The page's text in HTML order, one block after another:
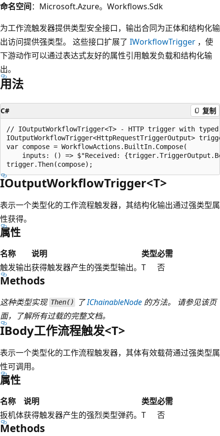
命名空间：Microsoft.Azure。Workflows.Sdk
为工作流触发器提供类型安全接口，输出合同为正体和结构化输
出访问提供强类型。 这些接口扩展了 IWorkflowTrigger ，使
下游动作可以通过表达式友好的属性引用触发负载和结构化输
出。
用法
C# 复制
// IOutputWorkflowTrigger<T> - HTTP trigger with
IOutputWorkflowTrigger<HttpRequestTriggerOutput>
var compose = WorkflowActions.BuiltIn.Compose(
inputs: () => $"Received:
IOutputWorkflowTrigger<T>
表示一个类型化的工作流程触发器，其结构化输出通过强类型属
性获得。
属性
名称 说明 类型必需
触发输出获得触发器产生的强类型输出。 T 否
Methods
这种类型实现 Then() 了IChainableNode 的方法。 请参见该页
面，了解所有过载的完整文档。
IBody工作流程触发<T>
表示一个类型化的工作流程触发器，其体有效载荷通过强类型属
性可调用。
属性
名称 说明 类型必需
扳机体获得触发器产生的强烈类型弹药。 T 否
Methods